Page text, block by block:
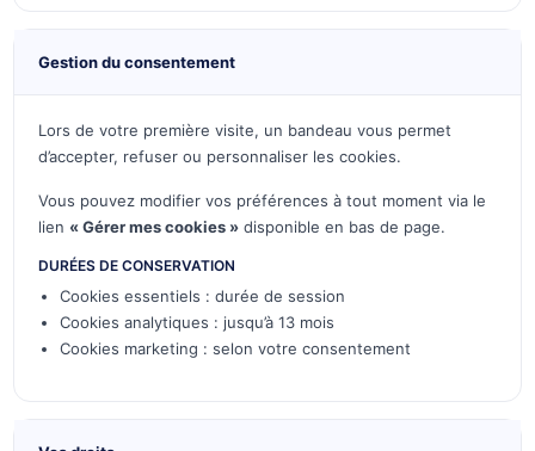
Gestion du consentement
Lors de votre première visite, un bandeau vous permet
d’accepter, refuser ou personnaliser les cookies.
Vous pouvez modifier vos préférences à tout moment via le
lien « Gérer mes cookies » disponible en bas de page.
DURÉES DE CONSERVATION
Cookies essentiels : durée de session
Cookies analytiques : jusqu’à 13 mois
Cookies marketing : selon votre consentement